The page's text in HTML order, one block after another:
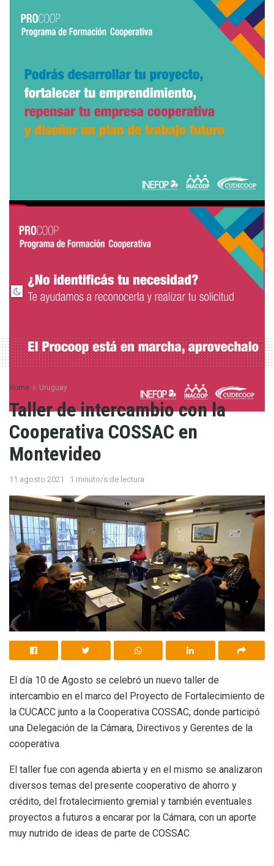
Este acuerdo es promovido por el Instituto Nacional de
Empleo y Formación Profesional (INEFOP) y el Instituto
Nacional del Cooperativismo (INACOOP) y cuenta con la
participación de la Confederación Uruguaya de Entidades
Cooperativas (CUDECOOP) como socio estratégico.
Video explicativo para presentar la solicitud:
Tags:
Home Uruguay
Taller de intercambio con la
Cooperativa COSSAC en
Montevideo
11 agosto 2021 1 minuto/s de lectura
El día 10 de Agosto se celebró un nuevo taller de
intercambio en el marco del Proyecto de Fortalecimiento de
la CUCACC junto a la Cooperativa COSSAC, donde participó
una Delegación de la Cámara, Directivos y Gerentes de la
cooperativa.
El taller fue con agenda abierta y en el mismo se analizaron
diversos temas del presente cooperativo de ahorro y
crédito, del frotalecimiento gremial y también eventuales
proyectos a futuros a encarar por la Cámara, con un aporte
muy nutrido de ideas de parte de COSSAC.